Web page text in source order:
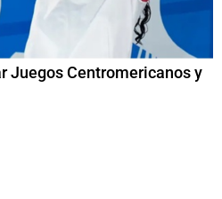
Juegos Centromericanos y